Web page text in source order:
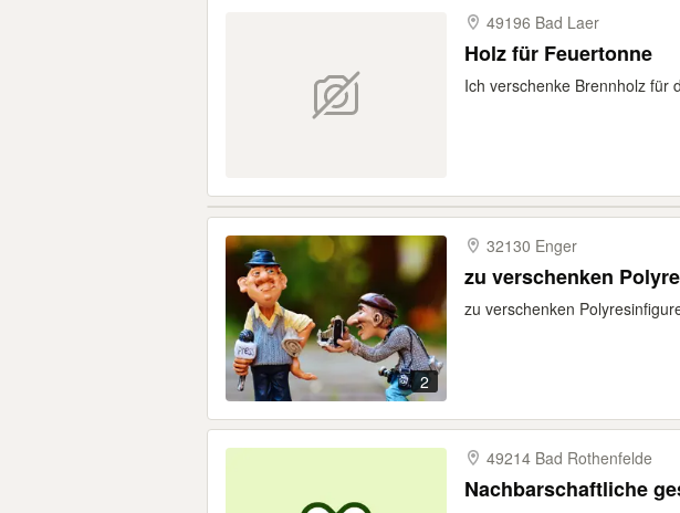
49196 Bad Laer
Holz für Feuertonne
Ich verschenke Brennholz für
2
32130 Enger
zu verschenken
zu verschenken
49214 Bad Rothenfelde